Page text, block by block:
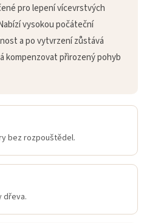
pro lepení vícevrstvých
vysokou počáteční
a po vytvrzení zůstává
kompenzovat přirozený pohyb
bez rozpouštědel.
dřeva.